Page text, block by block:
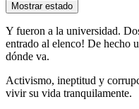
Mostrar estado
Y fueron a la universidad.
entrado al elenco! De hecho
dónde va.
Activismo, ineptitud y
vivir su vida tranquilamente.